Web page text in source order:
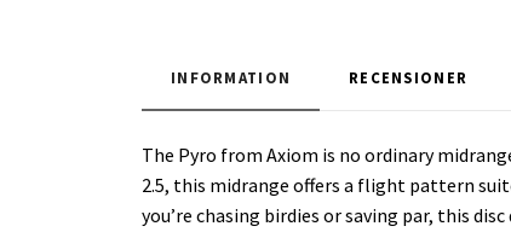
INFORMATION RECENSIONER
The Pyro from Axiom is no ordinary
2.5, this midrange offers a flight pattern
you’re chasing birdies or saving par, this